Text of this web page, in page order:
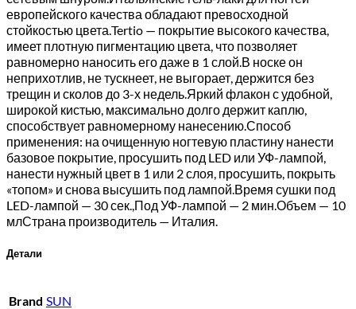
европейского качества обладают превосходной
стойкостью цвета.Tertio — покрытие высокого качества,
имеет плотную пигментацию цвета, что позволяет
равномерно наносить его даже в 1 слой.В носке он
неприхотлив, не тускнеет, не выгорает, держится без
трещин и сколов до 3-х недель.Яркий флакон с удобной,
широкой кистью, максимально долго держит каплю,
способствует равномерному нанесению.Способ
применения: на очищенную ногтевую пластину нанести
базовое покрытие, просушить под LED или УФ-лампой,
нанести нужный цвет в 1 или 2 слоя, просушить, покрыть
«топом» и снова высушить под лампой.Время сушки под
LED-лампой — 30 сек.,Под УФ-лампой — 2 мин.Объем — 10
млСтрана производитель — Италия.
Детали
Brand SUN